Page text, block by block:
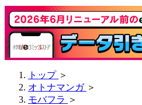
トップ ＞
オトナマンガ ＞
モバフラ ＞